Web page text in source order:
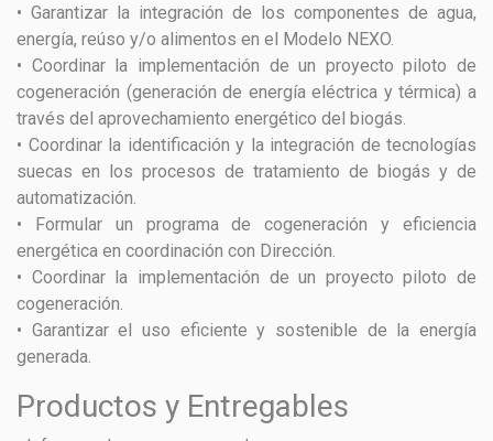
• Garantizar la integración de los componentes de agua,
energía, reúso y/o alimentos en el Modelo NEXO.
• Coordinar la implementación de un proyecto piloto de
cogeneración (generación de energía eléctrica y térmica) a
través del aprovechamiento energético del biogás.
• Coordinar la identificación y la integración de tecnologías
suecas en los procesos de tratamiento de biogás y de
automatización.
• Formular un programa de cogeneración y eficiencia
energética en coordinación con Dirección.
• Coordinar la implementación de un proyecto piloto de
cogeneración.
• Garantizar el uso eficiente y sostenible de la energía
generada.
Productos y Entregables